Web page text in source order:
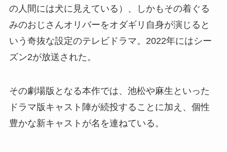
の人間には犬に見えている）、しかもその着ぐる
みのおじさんオリバーをオダギリ自身が演じると
いう奇抜な設定のテレビドラマ。2022年にはシー
ズン2が放送された。
その劇場版となる本作では、池松や麻生といった
ドラマ版キャスト陣が続投することに加え、個性
豊かな新キャストが名を連ねている。